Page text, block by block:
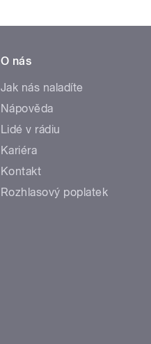
O nás
Jak nás naladíte
Nápověda
Lidé v rádiu
Kariéra
Kontakt
Rozhlasový poplatek